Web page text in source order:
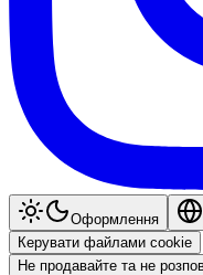
Оформлення
Керувати файлами cookie
Не продавайте та не